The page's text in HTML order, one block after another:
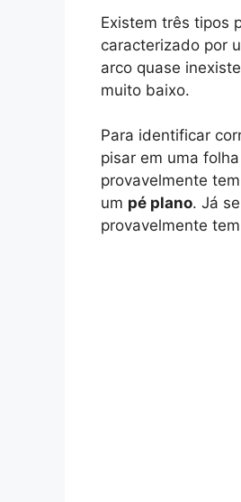
Existem três tipos
caracterizado por
arco quase
muito baixo.
Para identificar
pisar em uma
provavelmente
um pé plano. Já
provavelmente